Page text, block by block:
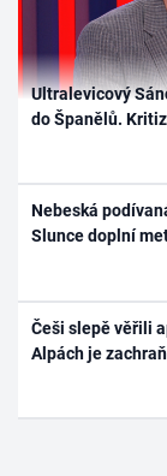
Ultralevicový
do Španělů.
Nebeská
Slunce doplní
Češi slepě věřili
Alpách je